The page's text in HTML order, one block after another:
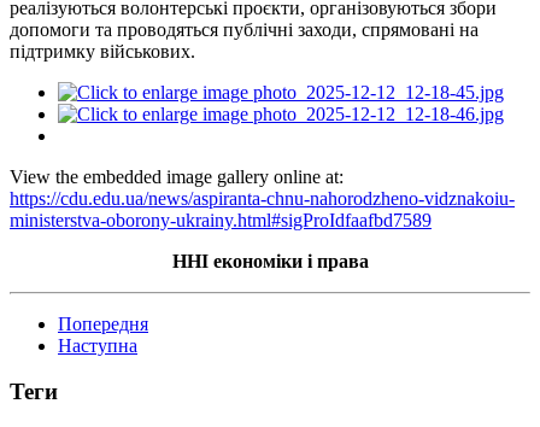
реалізуються волонтерські проєкти, організовуються збори
допомоги та проводяться публічні заходи, спрямовані на
підтримку військових.
View the embedded image gallery online at:
https://cdu.edu.ua/news/aspiranta-chnu-nahorodzheno-vidznakoiu-
ministerstva-oborony-ukrainy.html#sigProIdfaafbd7589
ННІ економіки і права
Попередня
Наступна
Теги